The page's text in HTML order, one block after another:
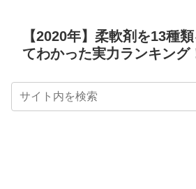
【2020年】柔軟剤を13種
てわかった実力ランキング